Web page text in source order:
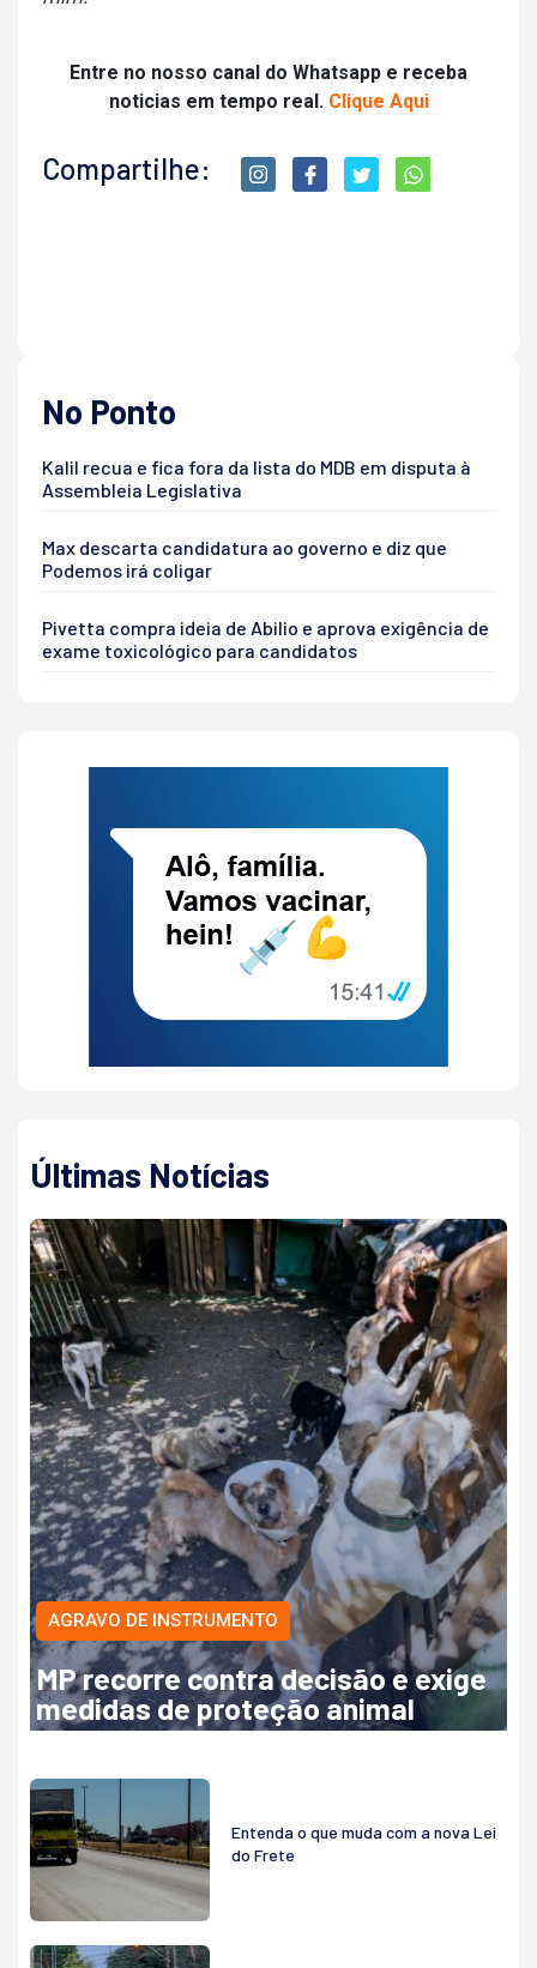
Entre no nosso canal do Whatsapp e receba
noticias em tempo real. Clique Aqui
Compartilhe:
No Ponto
Kalil recua e fica fora da lista do MDB em disputa à
Assembleia Legislativa
Max descarta candidatura ao governo e diz que
Podemos irá coligar
Pivetta compra ideia de Abilio e aprova exigência de
exame toxicológico para candidatos
Últimas Notícias
AGRAVO DE INSTRUMENTO
MP recorre contra decisão e exige
medidas de proteção animal
Entenda o que muda com a nova Lei
do Frete